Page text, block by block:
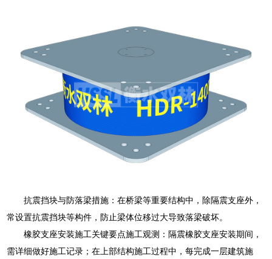
抗震挡块与防落梁措施：在桥梁等重要结构中，除隔震支座外，
常设置抗震挡块等构件，防止梁体位移过大导致落梁破坏。
橡胶支座安装施工关键要点施工观测：隔震橡胶支座安装期间，
需详细做好施工记录；在上部结构施工过程中，每完成一层建筑施